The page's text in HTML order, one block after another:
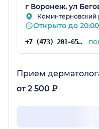
г Воронеж, ул
Коминтерновский
Открыто до 20:00
+7 (473) 201-65-16
Прием
от 2 500 ₽